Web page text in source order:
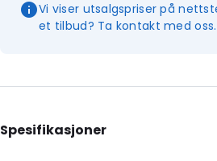
Vi viser utsalgspriser på
et tilbud? Ta kontakt med oss.
Spesifikasjoner